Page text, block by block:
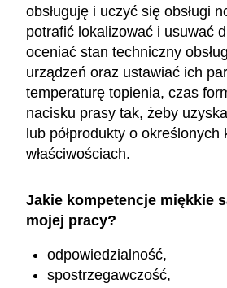
obsługuję i uczyć się obsługi
potrafić lokalizować i usuwać
oceniać stan techniczny
urządzeń oraz ustawiać ich
temperaturę topienia, czas
nacisku prasy tak, żeby
lub półprodukty o określonych
właściwościach.
Jakie kompetencje miękkie
mojej pracy?
odpowiedzialność,
spostrzegawczość,